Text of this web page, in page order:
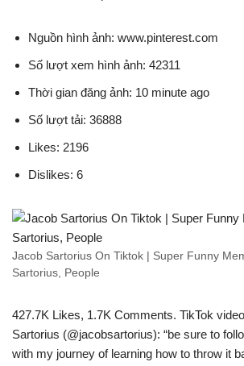
Nguồn hình ảnh: www.pinterest.com
Số lượt xem hình ảnh: 42311
Thời gian đăng ảnh: 10 minute ago
Số lượt tải: 36888
Likes: 2196
Dislikes: 6
Jacob Sartorius On Tiktok | Super Funny
Sartorius, People
427.7K Likes, 1.7K Comments. TikTok
Sartorius (@jacobsartorius): “be sure to
with my journey of learning how to throw it